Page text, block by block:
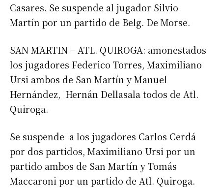
Casares. Se suspende al jugador Silvio
Martín por un partido de Belg. De Morse.
SAN MARTIN – ATL. QUIROGA: amonestados
los jugadores Federico Torres, Maximiliano
Ursi ambos de San Martín y Manuel
Hernández, Hernán Dellasala todos de Atl.
Quiroga.
Se suspende a los jugadores Carlos Cerdá
por dos partidos, Maximiliano Ursi por un
partido ambos de San Martín y Tomás
Maccaroni por un partido de Atl. Quiroga.